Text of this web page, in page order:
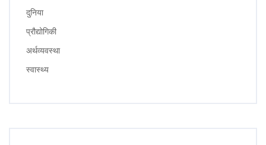
दुनिया
प्रौद्योगिकी
अर्थव्यवस्था
स्वास्थ्य